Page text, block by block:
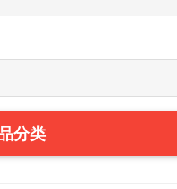
分类